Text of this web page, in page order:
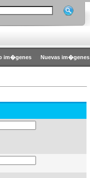
im�genes Nuevas im�genes